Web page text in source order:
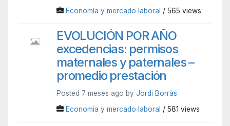
Economía y mercado laboral / 565 views
EVOLUCIÓN POR AÑO
excedencias: permisos
maternales y paternales –
promedio prestación
Posted 7 meses ago by Jordi Borràs
Economía y mercado laboral / 581 views